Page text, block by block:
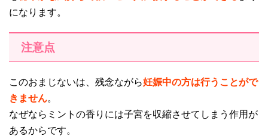
になります。
注意点
このおまじないは、残念ながら妊娠中の方は行うことがで
きません。
なぜならミントの香りには子宮を収縮させてしまう作用が
あるからです。